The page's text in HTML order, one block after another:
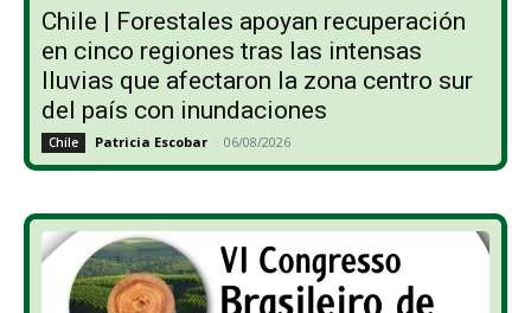
Chile | Forestales apoyan recuperación
en cinco regiones tras las intensas
lluvias que afectaron la zona centro sur
del país con inundaciones
Chile Patricia Escobar - 06/08/2026